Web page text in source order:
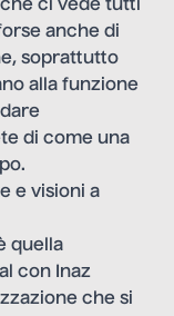
ci vede tutti
anche di
soprattutto
alla funzione
di come una
e visioni a
quella
con Inaz
che si